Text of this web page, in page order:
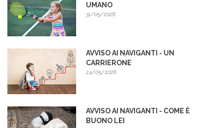
UMANO
31/05/2026
AVVISO AI NAVIGANTI - UN
CARRIERONE
24/05/2026
AVVISO AI NAVIGANTI - COME È
BUONO LEI